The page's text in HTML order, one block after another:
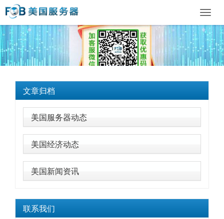
文章归档
美国服务器动态
美国经济动态
美国新闻资讯
联系我们